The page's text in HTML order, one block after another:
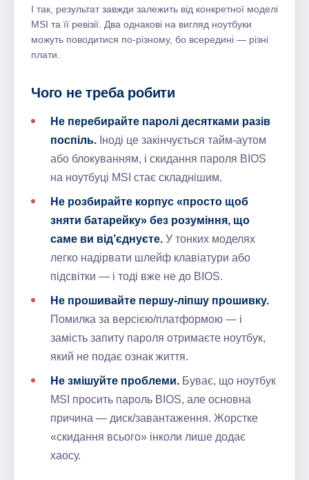
І так, результат завжди залежить від конкретної моделі
MSI та її ревізії. Два однакові на вигляд ноутбуки
можуть поводитися по-різному, бо всередині — різні
плати.
Чого не треба робити
Не перебирайте паролі десятками разів
поспіль. Іноді це закінчується тайм-аутом
або блокуванням, і скидання пароля BIOS
на ноутбуці MSI стає складнішим.
Не розбирайте корпус «просто щоб
зняти батарейку» без розуміння, що
саме ви від’єднуєте. У тонких моделях
легко надірвати шлейф клавіатури або
підсвітки — і тоді вже не до BIOS.
Не прошивайте першу-ліпшу прошивку.
Помилка за версією/платформою — і
замість запиту пароля отримаєте ноутбук,
який не подає ознак життя.
Не змішуйте проблеми. Буває, що ноутбук
MSI просить пароль BIOS, але основна
причина — диск/завантаження. Жорстке
«скидання всього» інколи лише додає
хаосу.